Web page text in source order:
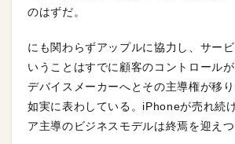
のはずだ。
にも関わらずアップルに協力し、サー
いうことはすでに顧客のコントロールが
デバイスメーカーへとその主導権が移
如実に表わしている。iPhoneが売れ続
ア主導のビジネスモデルは終焉を迎えつ